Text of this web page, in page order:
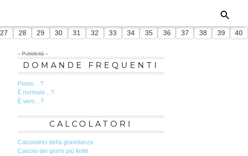
27 28 29 30 31 32 33 34 35 36 37 38 39 40
-- Pubblicità --
DOMANDE FREQUENTI
Posso…?
È normale…?
È vero…?
CALCOLATORI
Calcolatrici della gravidanza
Calcolo dei giorni più fertili